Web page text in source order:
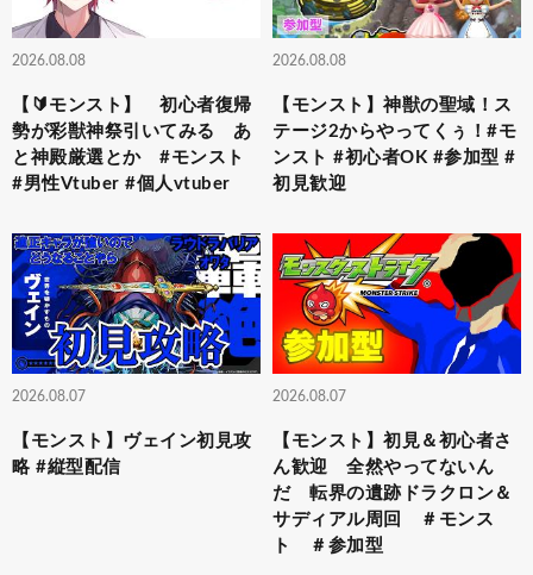
2026.08.08
【🔰モンスト】 初心者復帰
勢が彩獣神祭引いてみる あ
と神殿厳選とか #モンスト
#男性Vtuber #個人vtuber
2026.08.08
【モンスト】神獣の聖域！ス
テージ2からやってくぅ！#モ
ンスト #初心者OK #参加型 #
初見歓迎
2026.08.07
【モンスト】ヴェイン初見攻
略 #縦型配信
2026.08.07
【モンスト】初見＆初心者さ
ん歓迎 全然やってないん
だ 転界の遺跡ドラクロン＆
サディアル周回 ＃モンス
ト ＃参加型